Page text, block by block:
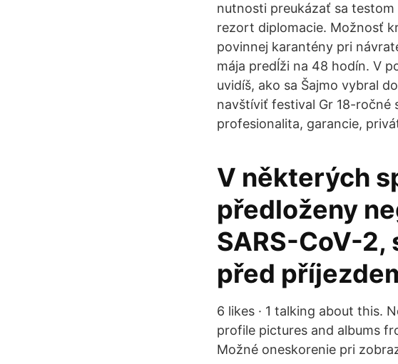
nutnosti preukázať sa
rezort diplomacie. Možnosť
povinnej karantény pri
mája predĺži na 48 hodín. V
uvidíš, ako sa Šajmo vybral
navštíviť festival Gr 18-ročné
profesionalita, garancie,
V některých
předloženy
SARS-CoV-
před
6 likes · 1 talking about this.
profile pictures and albums
Možné oneskorenie pri